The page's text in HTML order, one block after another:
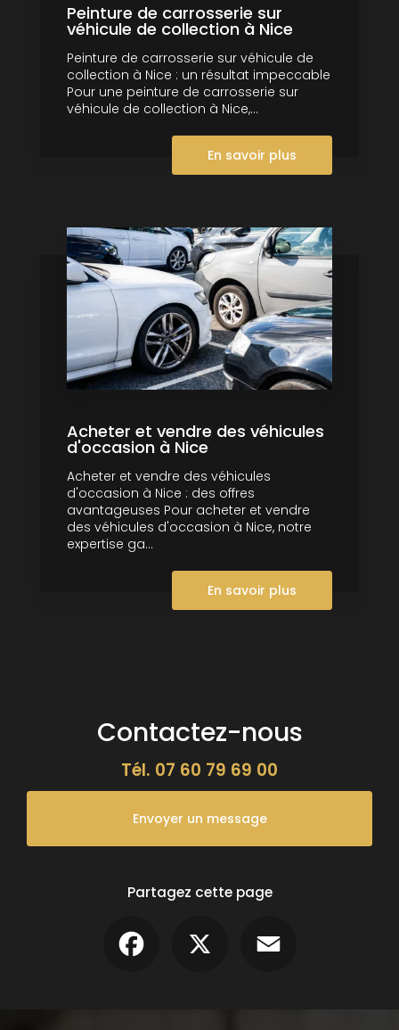
Peinture de carrosserie sur
véhicule de collection à Nice
Peinture de carrosserie sur véhicule de
collection à Nice : un résultat impeccable
Pour une peinture de carrosserie sur
véhicule de collection à Nice,...
En savoir plus
Acheter et vendre des véhicules
d'occasion à Nice
Acheter et vendre des véhicules
d'occasion à Nice : des offres
avantageuses Pour acheter et vendre
des véhicules d'occasion à Nice, notre
expertise ga...
En savoir plus
Contactez-nous
Tél. 07 60 79 69 00
Envoyer un message
Partagez cette page